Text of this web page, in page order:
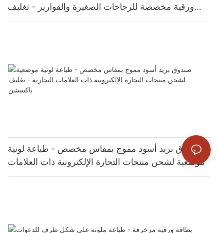
ورقية مخصصة للزجاجات الصغيرة والقوارير - تغليف
باكشيون
صندوق بريد أسود مموج بمقاس مخصص - طباعة لونية
موضعية لشحن منتجات التجارة الإلكترونية ذات العلامات
التجارية - تغليف باكسشن